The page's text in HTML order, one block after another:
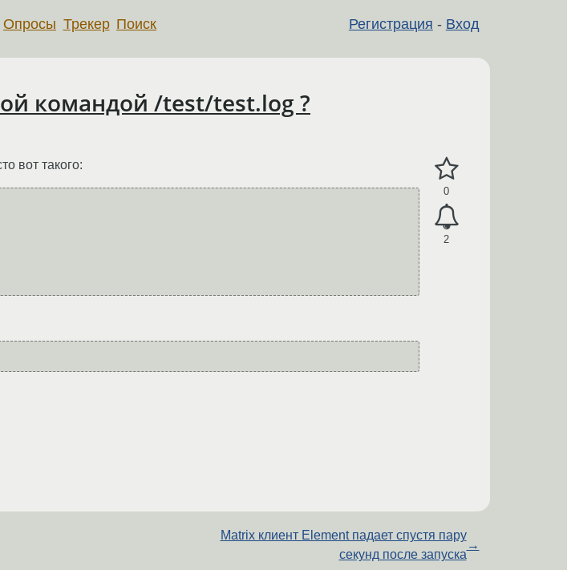
Регистрация - Вход
Опросы Трекер Поиск
командой /test/test.log ?
0
2
вот такого:
Matrix клиент Element падает спустя пару
секунд после запуска
→